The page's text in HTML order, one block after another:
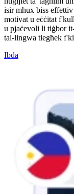
isir mhux biss
motivat u eċċitat
u pjaċevoli li tiġbor
tal-lingwa tiegħek
Ibda